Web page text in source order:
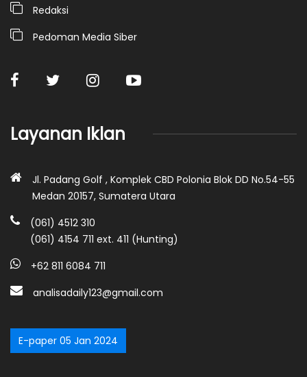
Redaksi
Pedoman Media Siber
Layanan Iklan
Jl. Padang Golf , Komplek CBD Polonia Blok DD No.54-55
Medan 20157, Sumatera Utara
(061) 4512 310
(061) 4154 711 ext. 411 (Hunting)
+62 811 6084 711
analisadaily123@gmail.com
E-paper 05 Jan 2024